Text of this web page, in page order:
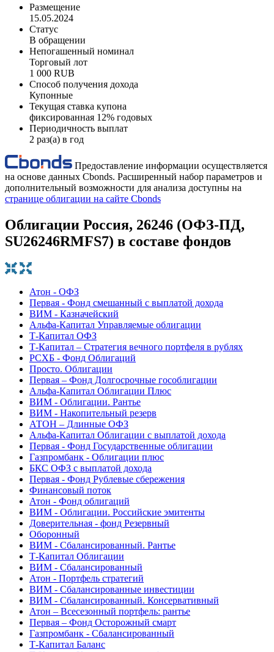
Размещение
15.05.2024
Статус
В обращении
Непогашенный номинал
Торговый лот
1 000 RUB
Способ получения дохода
Купонные
Текущая ставка купона
фиксированная 12% годовых
Периодичность выплат
2 раз(а) в год
Предоставление информации осуществляется
на основе данных Cbonds. Расширенный набор параметров и
дополнительный возможности для анализа доступны на
странице облигации на сайте Cbonds
Облигации Россия, 26246 (ОФЗ-ПД,
SU26246RMFS7) в составе фондов
Атон - ОФЗ
Первая - Фонд смешанный с выплатой дохода
ВИМ - Казначейский
Альфа-Капитал Управляемые облигации
Т-Капитал ОФЗ
Т-Капитал – Стратегия вечного портфеля в рублях
РСХБ - Фонд Облигаций
Просто. Облигации
Первая – Фонд Долгосрочные гособлигации
Альфа-Капитал Облигации Плюс
ВИМ - Облигации. Рантье
ВИМ - Накопительный резерв
АТОН – Длинные ОФЗ
Альфа-Капитал Облигации с выплатой дохода
Первая - Фонд Государственные облигации
Газпромбанк - Облигации плюс
БКС ОФЗ с выплатой дохода
Первая - Фонд Рублевые сбережения
Финансовый поток
Атон - Фонд облигаций
ВИМ - Облигации. Российские эмитенты
Доверительная - фонд Резервный
Оборонный
ВИМ - Сбалансированный. Рантье
Т-Капитал Облигации
ВИМ - Сбалансированный
Атон - Портфель стратегий
ВИМ - Сбалансированные инвестиции
ВИМ - Сбалансированный. Консервативный
Атон – Всесезонный портфель: рантье
Первая – Фонд Осторожный смарт
Газпромбанк - Сбалансированный
Т-Капитал Баланс